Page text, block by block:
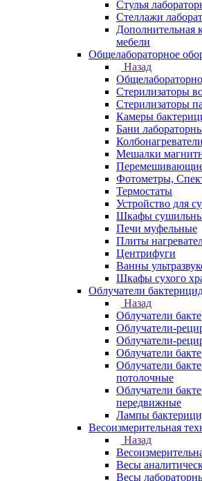
Стулья
Стеллажи
Дополнительная
мебели
Общелабораторное
Назад
Стерилизаторы
Стерилизаторы
Камеры
Бани
Колбонагреватели
Мешалки
Перемешивающие
Фотометры,
Термостаты
Устройство для
Шкафы
Печи муфельные
Плиты
Центрифуги
Ванны
Шкафы сухого
Облучатели
Назад
Облучатели
Облучатели-
Облучатели-
Облучатели
Облучатели
потолочные
Облучатели
передвижные
Лампы
Весоизмерительная
Назад
Весы
Весы